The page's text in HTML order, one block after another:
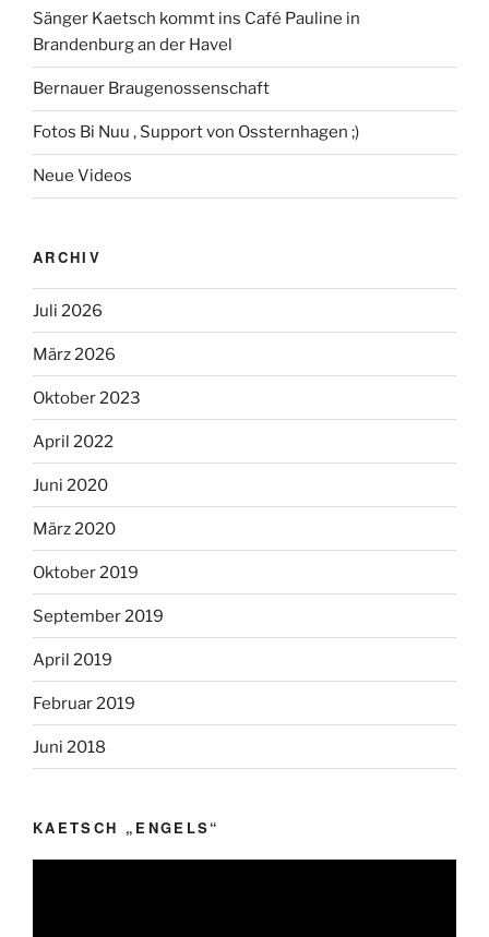
Sänger Kaetsch kommt ins Café Pauline in
Brandenburg an der Havel
Bernauer Braugenossenschaft
Fotos Bi Nuu , Support von Ossternhagen ;)
Neue Videos
ARCHIV
Juli 2026
März 2026
Oktober 2023
April 2022
Juni 2020
März 2020
Oktober 2019
September 2019
April 2019
Februar 2019
Juni 2018
KAETSCH „ENGELS“